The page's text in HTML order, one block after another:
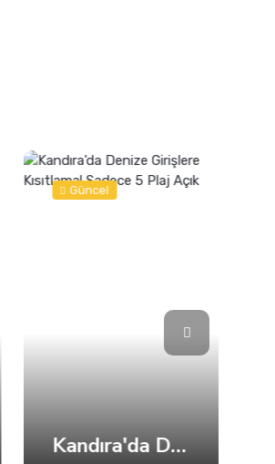
Güncel
Kandıra'da Denize Girişlere Kısıtlama! Sadece 5 Plaj Açık